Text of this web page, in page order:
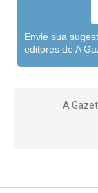
Envie sua
editores de A
A